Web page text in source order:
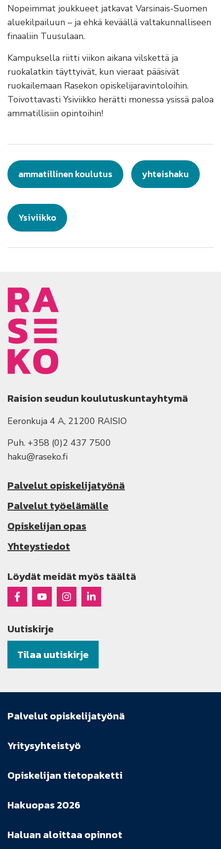
Nopeimmat joukkueet jatkavat Varsinais-Suomen
aluekilpailuun – ja ehkä keväällä valtakunnalliseen
finaaliin Tuusulaan.
Kampuksella riitti viikon aikana vilskettä ja
ruokalatkin täyttyivät, kun vieraat pääsivät
ruokailemaan Rasekon opiskelijaravintoloihin.
Toivottavasti Ysiviikko herätti monessa ysissä paloa
ammatillisiin opintoihin!
ammatillinen koulutus yhteishaku
Ysiviikko
Raision seudun koulutuskuntayhtymä
Eeronkuja 4 A, 21200 RAISIO
Puh. +358 (0)2 437 7500
haku@raseko.fi
Palvelut opiskelijatyönä
Palvelut työelämälle
Opiskelijan opas
Yhteystiedot
Löydät meidät myös täältä
Raseko Facebookissa
Raseko Youtubessa
Raseko Instagramissa
Raseko Linkedinissä
Uutiskirje
Tilaa uutiskirje
Haluan aloittaa opinnot
Palvelut opiskelijatyönä
Yritysyhteistyö
Opiskelijan tietopaketti
Hakuopas 2026